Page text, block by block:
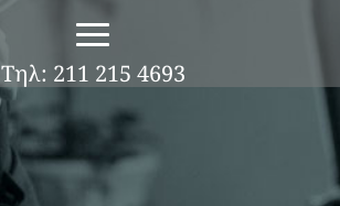
Τηλ: 211 215 4693